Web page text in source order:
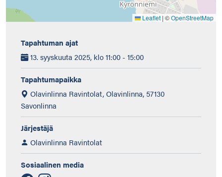
Leaflet | ©OpenStreetMap
Tapahtuman ajat
13. syyskuuta 2025, klo 11:00 - 15:00
Tapahtumapaikka
Olavinlinna Ravintolat, Olavinlinna, 57130
Savonlinna
Järjestäjä
Olavinlinna Ravintolat
Sosiaalinen media